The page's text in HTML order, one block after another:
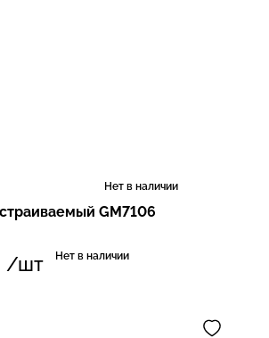
Нет в наличии
GM7106
/шт Нет в наличии